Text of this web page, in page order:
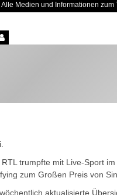
Alle Medien und Informationen zum
RTL trumpfte mit Live-Sport
zum Großen Preis von
aktualisierte